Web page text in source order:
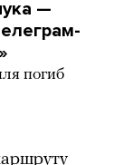
—
погиб